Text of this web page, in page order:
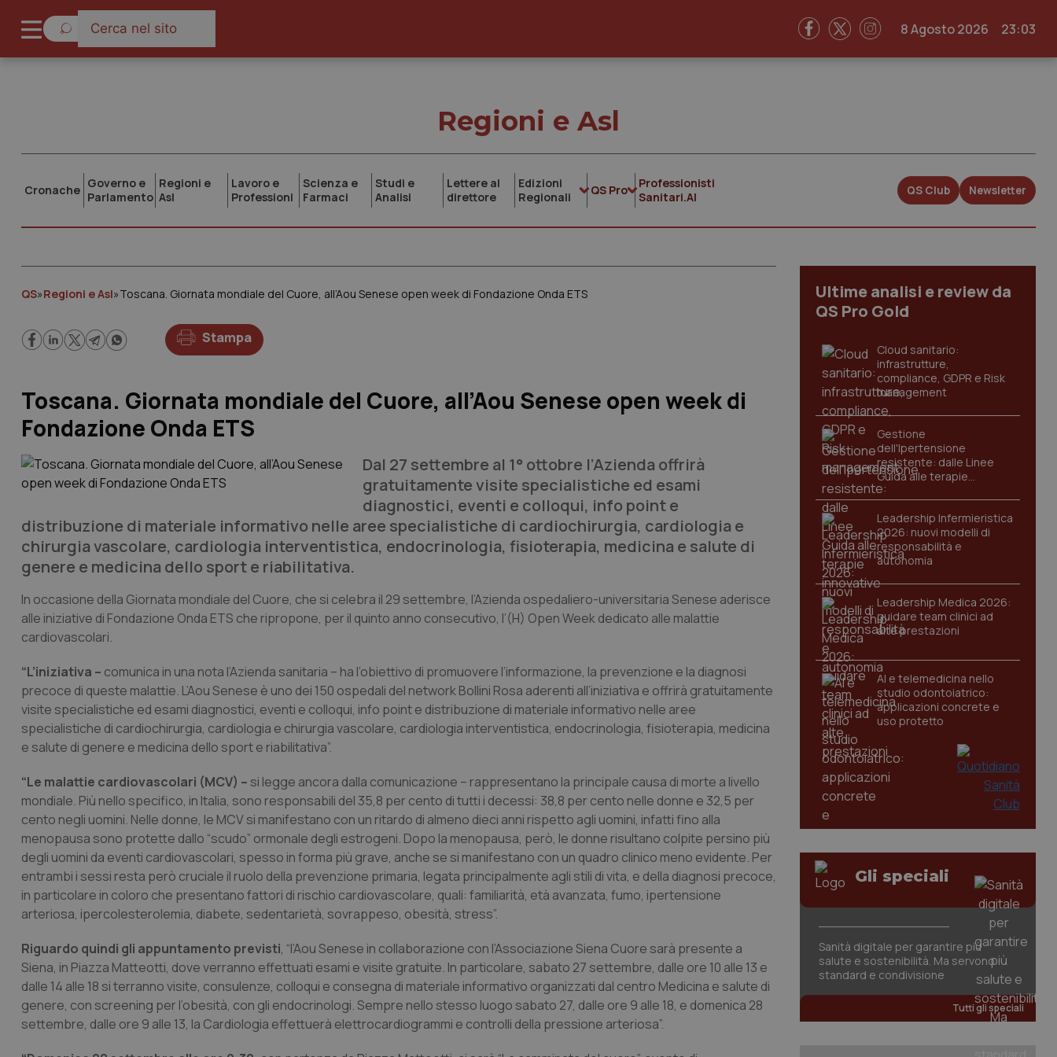
8 Agosto 2026 23:03
Regioni e Asl
Cronache Governo e
Parlamento
Regioni e
Asl
Lavoro e
Professioni
Scienza e
Farmaci
Studi e
Analisi
Lettere al
direttore
Edizioni
Regionali
QS Pro
Professionisti
Sanitari.AI
QS Club Newsletter
QS»Regioni e Asl»Toscana. Giornata mondiale del Cuore, all’Aou Senese open week di Fondazione Onda ETS
Stampa
Toscana. Giornata mondiale del Cuore, all’Aou Senese open week di
Fondazione Onda ETS
Dal 27 settembre al 1° ottobre l’Azienda offrirà
gratuitamente visite specialistiche ed esami
diagnostici, eventi e colloqui, info point e
distribuzione di materiale informativo nelle aree specialistiche di cardiochirurgia, cardiologia e
chirurgia vascolare, cardiologia interventistica, endocrinologia, fisioterapia, medicina e salute di
genere e medicina dello sport e riabilitativa.
In occasione della Giornata mondiale del Cuore, che si celebra il 29 settembre, l’Azienda ospedaliero-universitaria Senese aderisce
alle iniziative di Fondazione Onda ETS che ripropone, per il quinto anno consecutivo, l’(H) Open Week dedicato alle malattie
cardiovascolari.
“L’iniziativa – comunica in una nota l’Azienda sanitaria – ha l’obiettivo di promuovere l’informazione, la prevenzione e la diagnosi
precoce di queste malattie. L’Aou Senese è uno dei 150 ospedali del network Bollini Rosa aderenti all’iniziativa e offrirà gratuitamente
visite specialistiche ed esami diagnostici, eventi e colloqui, info point e distribuzione di materiale informativo nelle aree
specialistiche di cardiochirurgia, cardiologia e chirurgia vascolare, cardiologia interventistica, endocrinologia, fisioterapia, medicina
e salute di genere e medicina dello sport e riabilitativa”.
“Le malattie cardiovascolari (MCV) – si legge ancora dalla comunicazione – rappresentano la principale causa di morte a livello
mondiale. Più nello specifico, in Italia, sono responsabili del 35,8 per cento di tutti i decessi: 38,8 per cento nelle donne e 32,5 per
cento negli uomini. Nelle donne, le MCV si manifestano con un ritardo di almeno dieci anni rispetto agli uomini, infatti fino alla
menopausa sono protette dallo “scudo” ormonale degli estrogeni. Dopo la menopausa, però, le donne risultano colpite persino più
degli uomini da eventi cardiovascolari, spesso in forma più grave, anche se si manifestano con un quadro clinico meno evidente. Per
entrambi i sessi resta però cruciale il ruolo della prevenzione primaria, legata principalmente agli stili di vita, e della diagnosi precoce,
in particolare in coloro che presentano fattori di rischio cardiovascolare, quali: familiarità, età avanzata, fumo, ipertensione
arteriosa, ipercolesterolemia, diabete, sedentarietà, sovrappeso, obesità, stress”.
Riguardo quindi gli appuntamento previsti, “l’Aou Senese in collaborazione con l’Associazione Siena Cuore sarà presente a
Siena, in Piazza Matteotti, dove verranno effettuati esami e visite gratuite. In particolare, sabato 27 settembre, dalle ore 10 alle 13 e
dalle 14 alle 18 si terranno visite, consulenze, colloqui e consegna di materiale informativo organizzati dal centro Medicina e salute di
genere, con screening per l’obesità, con gli endocrinologi. Sempre nello stesso luogo sabato 27, dalle ore 9 alle 18, e domenica 28
settembre, dalle ore 9 alle 13, la Cardiologia effettuerà elettrocardiogrammi e controlli della pressione arteriosa”.
Ultime analisi e review da
QS Pro Gold
Cloud sanitario:
infrastrutture,
compliance, GDPR e Risk
management
Gestione
dell'Ipertensione
resistente: dalle Linee
Guida alle terapie
innovative
Leadership Infermieristica
2026: nuovi modelli di
responsabilità e
autonomia
Leadership Medica 2026:
guidare team clinici ad
alte prestazioni
AI e telemedicina nello
studio odontoiatrico:
applicazioni concrete e
uso protetto
Gli speciali
Sanità digitale per garantire più
salute e sostenibilità. Ma servono
standard e condivisione
Tutti gli speciali